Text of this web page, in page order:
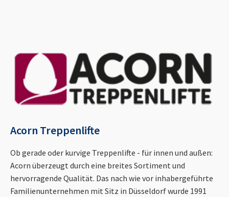
Acorn Treppenlifte
Ob gerade oder kurvige Treppenlifte - für innen und außen:
Acorn überzeugt durch eine breites Sortiment und
hervorragende Qualität. Das nach wie vor inhabergeführte
Familienunternehmen mit Sitz in Düsseldorf wurde 1991